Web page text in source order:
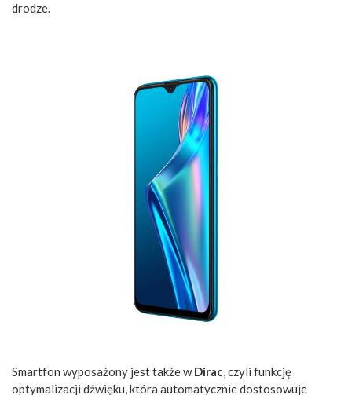
drodze.
Smartfon wyposażony jest także wDirac, czyli funkcję
optymalizacji dźwięku, która automatycznie dostosowuje